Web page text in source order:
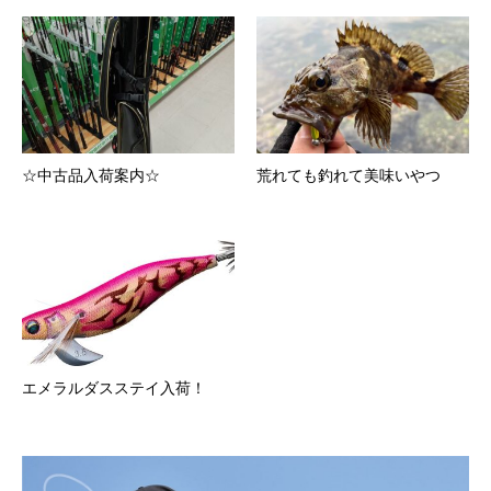
☆中古品入荷案内☆ 荒れても釣れて美味いやつ
エメラルダスステイ入荷！